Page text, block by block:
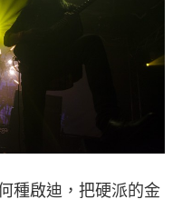
種啟迪，把硬派的金